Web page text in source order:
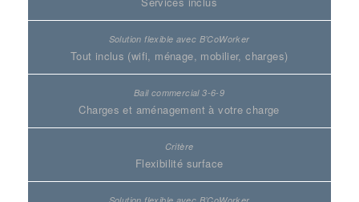
Tout inclus (wifi, ménage, mobilier, charges)
Charges et aménagement à votre charge
Flexibilité surface